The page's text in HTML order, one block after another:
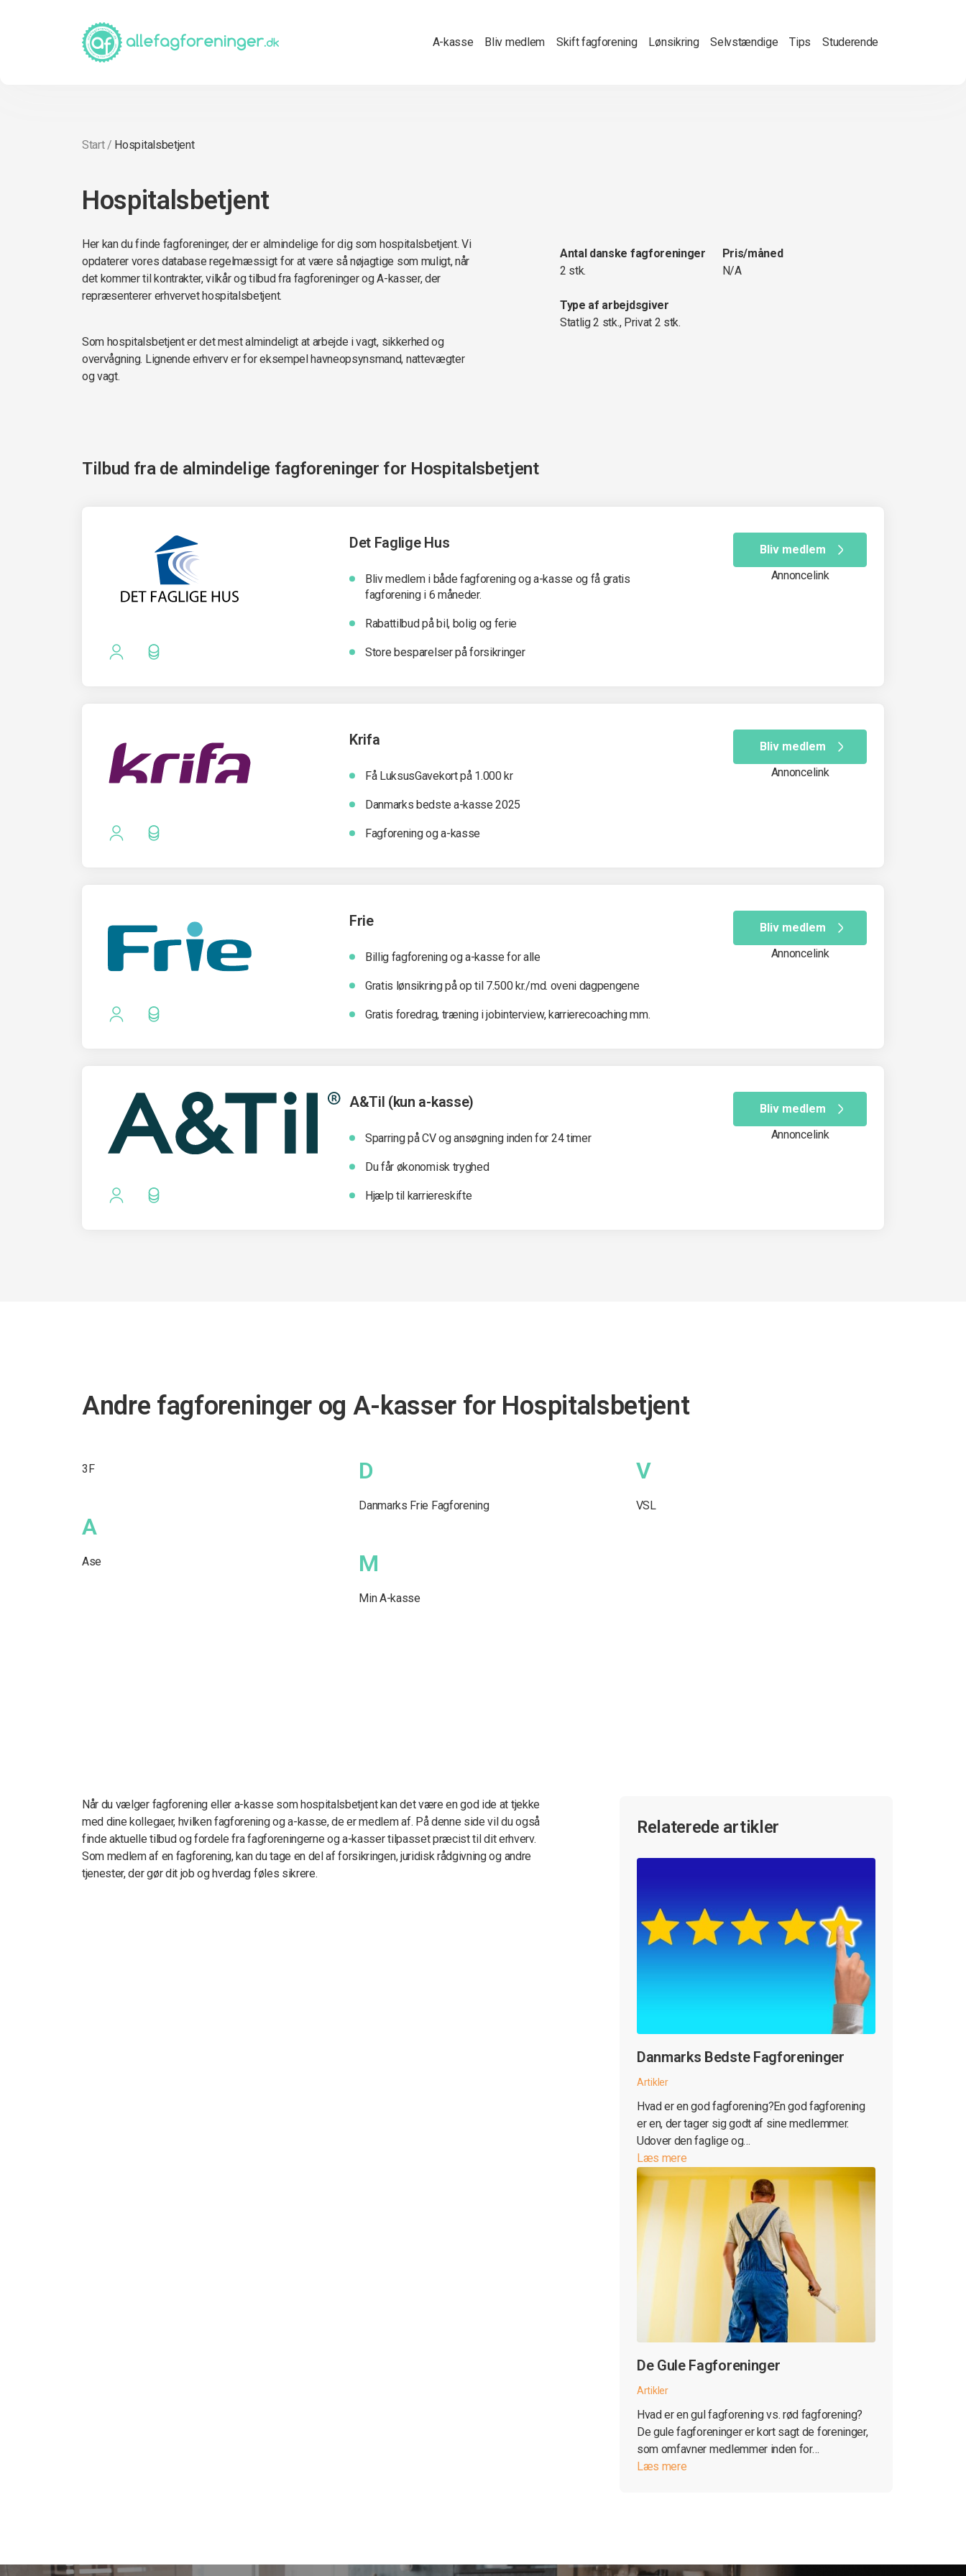
A-kasse Bliv medlem Skift fagforening Lønsikring Selvstændige Tips Studerende
Start/ Hospitalsbetjent
Hospitalsbetjent
Her kan du finde fagforeninger, der er almindelige for dig som hospitalsbetjent. Vi
opdaterer vores database regelmæssigt for at være så nøjagtige som muligt, når
det kommer til kontrakter, vilkår og tilbud fra fagforeninger og A-kasser, der
repræsenterer erhvervet hospitalsbetjent.
Som hospitalsbetjent er det mest almindeligt at arbejde i vagt, sikkerhed og
overvågning. Lignende erhverv er for eksempel havneopsynsmand, nattevægter
og vagt.
Antal danske fagforeninger
2 stk.
Pris/måned
N/A
Type af arbejdsgiver
Statlig 2 stk., Privat 2 stk.
Tilbud fra de almindelige fagforeninger for Hospitalsbetjent
Det Faglige Hus
Bliv medlem i både fagforening og a-kasse og få gratis
fagforening i 6 måneder.
Rabattilbud på bil, bolig og ferie
Store besparelser på forsikringer
Bliv medlem
Annoncelink
Krifa
Få LuksusGavekort på 1.000 kr
Danmarks bedste a-kasse 2025
Fagforening og a-kasse
Bliv medlem
Annoncelink
Frie
Billig fagforening og a-kasse for alle
Gratis lønsikring på op til 7.500 kr./md. oveni dagpengene
Gratis foredrag, træning i jobinterview, karrierecoaching mm.
Bliv medlem
Annoncelink
A&Til (kun a-kasse)
Sparring på CV og ansøgning inden for 24 timer
Du får økonomisk tryghed
Hjælp til karriereskifte
Bliv medlem
Annoncelink
Andre fagforeninger og A-kasser for Hospitalsbetjent
3F
A
Ase
D
Danmarks Frie Fagforening
M
Min A-kasse
V
VSL
Når du vælger fagforening eller a-kasse som hospitalsbetjent kan det være en god ide at tjekke
med dine kollegaer, hvilken fagforening og a-kasse, de er medlem af. På denne side vil du også
finde aktuelle tilbud og fordele fra fagforeningerne og a-kasser tilpasset præcist til dit erhverv.
Som medlem af en fagforening, kan du tage en del af forsikringen, juridisk rådgivning og andre
tjenester, der gør dit job og hverdag føles sikrere.
Relaterede artikler
Danmarks Bedste Fagforeninger
Artikler
Hvad er en god fagforening?En god fagforening
er en, der tager sig godt af sine medlemmer.
Udover den faglige og…
Læs mere
De Gule Fagforeninger
Artikler
Hvad er en gul fagforening vs. rød fagforening?
De gule fagforeninger er kort sagt de foreninger,
som omfavner medlemmer inden for…
Læs mere